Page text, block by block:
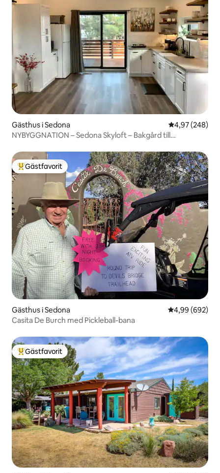
Gästhus i Sedona 4,97 av 5 i
4,97 (248)
NYBYGGNATION – Sedona Skyloft – Bakgård till
Populär gästfavorit
Gästfavorit
Gästhus i Sedona 4,99 av 5 i
4,99 (692)
Casita De Burch med Pickleball-bana
Populär gästfavorit
Gästfavorit